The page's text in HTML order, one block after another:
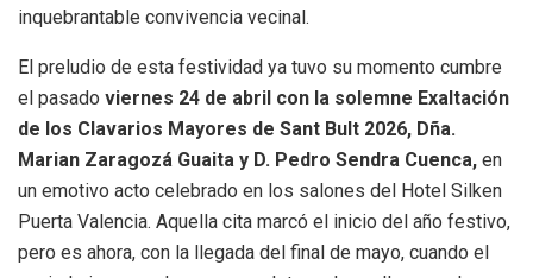
inquebrantable convivencia vecinal.
El preludio de esta festividad ya tuvo su momento cumbre
el pasado viernes 24 de abril con la solemne Exaltación
de los Clavarios Mayores de Sant Bult 2026, Dña.
Marian Zaragozá Guaita y D. Pedro Sendra Cuenca, en
un emotivo acto celebrado en los salones del Hotel Silken
Puerta Valencia. Aquella cita marcó el inicio del año festivo,
pero es ahora, con la llegada del final de mayo, cuando el